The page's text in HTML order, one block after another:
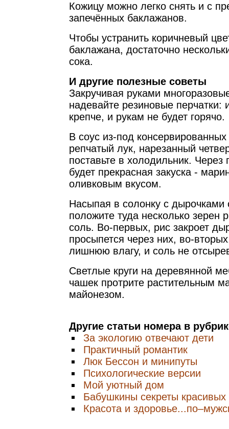
Кожицу можно легко снять и с
запечённых баклажанов.
Чтобы устранить коричневый
баклажана, достаточно
сока.
И другие полезные советы
Закручивая руками
надевайте резиновые перчатки:
крепче, и рукам не будет горячо.
В соус из-под
репчатый лук, нарезанный
поставьте в холодильник. Через
будет прекрасная закуска -
оливковым вкусом.
Насыпая в солонку с дырочками
положите туда несколько зерен
соль. Во-первых, рис закроет
просыпется через них, во-
лишнюю влагу, и соль не
Светлые круги на деревянной
чашек протрите растительным
майонезом.
Другие статьи номера в
За экологию отвечают дети
Практичный романтик
Люк Бессон и минипуты
Психологические версии
Мой уютный дом
Бабушкины секреты красивых
Красота и